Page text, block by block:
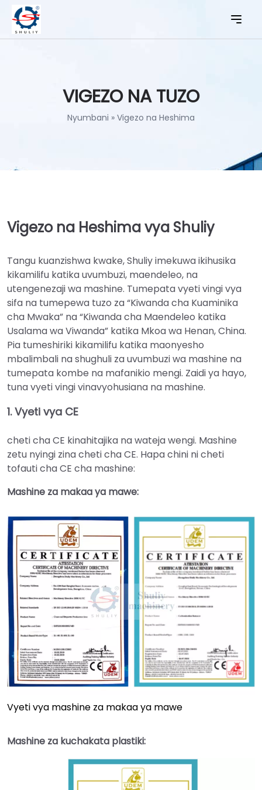
VIGEZO NA TUZO
Nyumbani » Vigezo na Heshima
Vigezo na Heshima vya Shuliy
Tangu kuanzishwa kwake, Shuliy imekuwa ikihusika
kikamilifu katika uvumbuzi, maendeleo, na
utengenezaji wa mashine. Tumepata vyeti vingi vya
sifa na tumepewa tuzo za “Kiwanda cha Kuaminika
cha Mwaka” na “Kiwanda cha Maendeleo katika
Usalama wa Viwanda” katika Mkoa wa Henan, China.
Pia tumeshiriki kikamilifu katika maonyesho
mbalimbali na shughuli za uvumbuzi wa mashine na
tumepata kombe na mafanikio mengi. Zaidi ya hayo,
tuna vyeti vingi vinavyohusiana na mashine.
1. Vyeti vya CE
cheti cha CE kinahitajika na wateja wengi. Mashine
zetu nyingi zina cheti cha CE. Hapa chini ni cheti
tofauti cha CE cha mashine:
Mashine za makaa ya mawe:
Vyeti vya mashine za makaa ya mawe
Mashine za kuchakata plastiki: